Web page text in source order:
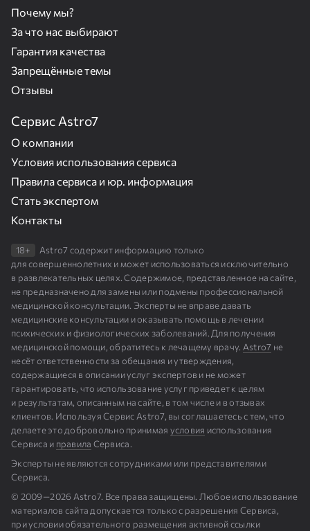
Почему мы?
За что нас выбирают
Гарантия качества
Запрещённые темы
Отзывы
Сервис Astro7
О компании
Условия использования сервиса
Правила сервиса и юр. информация
Стать экспертом
Контакты
18+
Astro7 содержит информацию только
для совершеннолетних и может использоваться исключительно
в развлекательных целях. Содержимое, представленное на сайте,
не предназначено для замены или подмены профессиональной
медицинской консультации. Эксперты не вправе давать
медицинские консультации и оказывать помощь в лечении
психических и физиологических заболеваний. Для получения
медицинской помощи, обратитесь к лечащему врачу. Astro7 не
несёт ответственности за обещания и утверждения,
содержащиеся в описании услуг экспертов и не может
гарантировать, что использование услуг приведет к целям
и результатам, описанным на сайте, в том числе и в отзывах
клиентов. Используя Сервис Astro7, вы соглашаетесь с тем, что
делаете это добровольно принимая условия использования
Сервиса и правила Сервиса.
Эксперты не являются сотрудниками или представителями
Сервиса.
© 2009⁠—⁠2026 Astro7. Все права защищены. Любое использование
материалов сайта допускается только с разрешения Сервиса,
при условии обязательного размещения активной ссылки